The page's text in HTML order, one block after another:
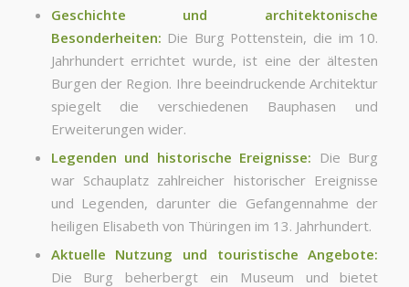
Geschichte und architektonische
Besonderheiten: Die Burg Pottenstein, die im 10.
Jahrhundert errichtet wurde, ist eine der ältesten
Burgen der Region. Ihre beeindruckende Architektur
spiegelt die verschiedenen Bauphasen und
Erweiterungen wider.
Legenden und historische Ereignisse: Die Burg
war Schauplatz zahlreicher historischer Ereignisse
und Legenden, darunter die Gefangennahme der
heiligen Elisabeth von Thüringen im 13. Jahrhundert.
Aktuelle Nutzung und touristische Angebote:
Die Burg beherbergt ein Museum und bietet